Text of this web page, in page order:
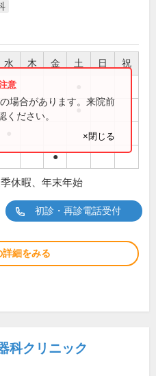
水 木 金 土 日 祝
●
●
●
場合があります。来院前
ください。
×閉じる
休暇、年末年始
初診・再診電話受付
詳細をみる
科クリニック